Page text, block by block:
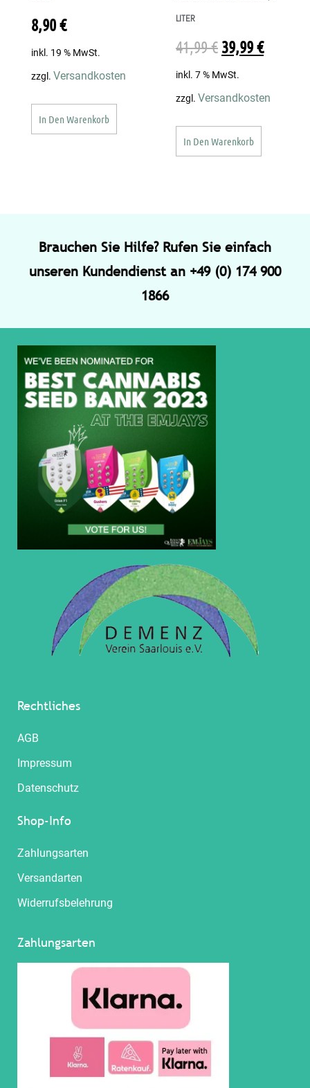
8,90€
inkl. 19 % MwSt.
zzgl. Versandkosten
In Den Warenkorb
LITER
41,99€ 39,99€
inkl. 7 % MwSt.
zzgl. Versandkosten
In Den Warenkorb
Brauchen Sie Hilfe? Rufen Sie einfach
unseren Kundendienst an +49 (0) 174 900
1866
Rechtliches
AGB
Impressum
Datenschutz
Shop-Info
Zahlungsarten
Versandarten
Widerrufsbelehrung
Zahlungsarten